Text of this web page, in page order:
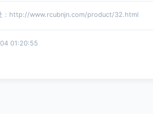
：http://www.rcubnjn.com/product/32.html
01:20:55